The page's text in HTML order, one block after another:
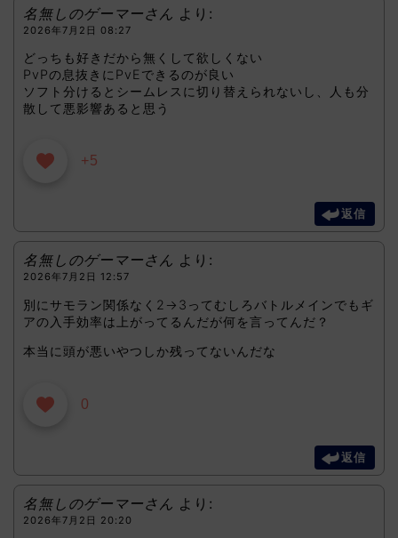
名無しのゲーマーさん より:
2026年7月2日 08:27
どっちも好きだから無くして欲しくない
PvPの息抜きにPvEできるのが良い
ソフト分けるとシームレスに切り替えられないし、人も分
散して悪影響あると思う
+5
返信
名無しのゲーマーさん より:
2026年7月2日 12:57
別にサモラン関係なく2→3ってむしろバトルメインでもギ
アの入手効率は上がってるんだが何を言ってんだ？
本当に頭が悪いやつしか残ってないんだな
0
返信
名無しのゲーマーさん より:
2026年7月2日 20:20